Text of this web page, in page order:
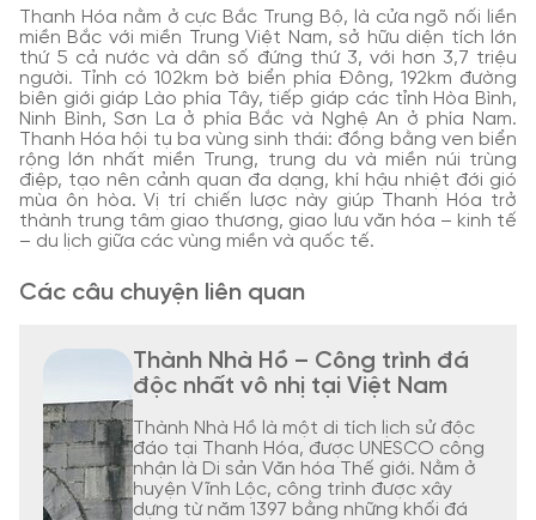
Thanh Hóa nằm ở cực Bắc Trung Bộ, là cửa ngõ nối liền
miền Bắc với miền Trung Việt Nam, sở hữu diện tích lớn
thứ 5 cả nước và dân số đứng thứ 3, với hơn 3,7 triệu
người. Tỉnh có 102km bờ biển phía Đông, 192km đường
biên giới giáp Lào phía Tây, tiếp giáp các tỉnh Hòa Bình,
Ninh Bình, Sơn La ở phía Bắc và Nghệ An ở phía Nam.
Thanh Hóa hội tụ ba vùng sinh thái: đồng bằng ven biển
rộng lớn nhất miền Trung, trung du và miền núi trùng
điệp, tạo nên cảnh quan đa dạng, khí hậu nhiệt đới gió
mùa ôn hòa. Vị trí chiến lược này giúp Thanh Hóa trở
thành trung tâm giao thương, giao lưu văn hóa – kinh tế
– du lịch giữa các vùng miền và quốc tế.
Các câu chuyện liên quan
Thành Nhà Hồ – Công trình đá
độc nhất vô nhị tại Việt Nam
Thành Nhà Hồ là một di tích lịch sử độc
đáo tại Thanh Hóa, được UNESCO công
nhận là Di sản Văn hóa Thế giới. Nằm ở
huyện Vĩnh Lộc, công trình được xây
dựng từ năm 1397 bằng những khối đá